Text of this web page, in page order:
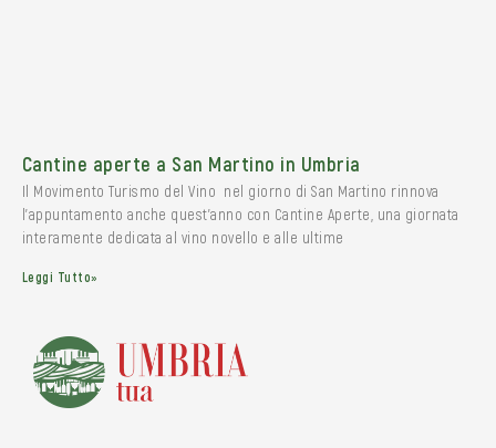
Cantine aperte a San Martino in Umbria
Il Movimento Turismo del Vino nel giorno di San Martino rinnova
l’appuntamento anche quest’anno con Cantine Aperte, una giornata
interamente dedicata al vino novello e alle ultime
Leggi Tutto»